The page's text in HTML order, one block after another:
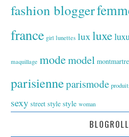
fashion blogger
france girl lunettes luxluxe
maquillage modemodel montmartre
parisienneparismode
sexy street style style woman
BLOGROLL